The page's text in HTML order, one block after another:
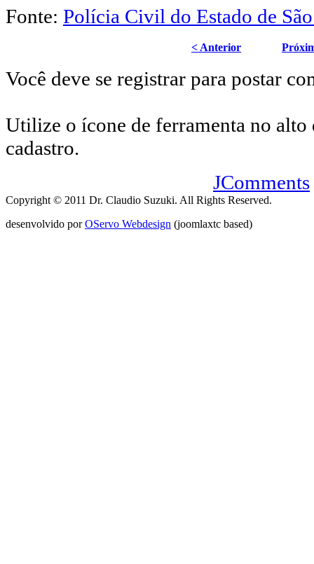
Fonte: Polícia Civil do Estado de
< Anterior
Você deve se registrar para postar
Utilize o ícone de ferramenta no alto
cadastro.
JComments
Copyright © 2011 Dr. Claudio Suzuki. All Rights Reserved.
desenvolvido porOServo Webdesign (joomlaxtc based)